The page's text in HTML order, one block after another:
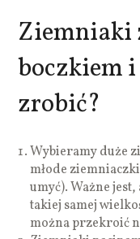
Ziemniaki
boczkiem
zrobić?
Wybieramy duże
młode
umyć). Ważne
takiej samej
można przekroić